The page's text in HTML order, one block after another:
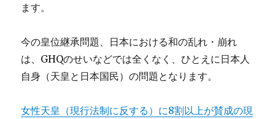
ます。
今の皇位継承問題、日本における和の乱れ・崩れ
は、GHQのせいなどでは全くなく、ひとえに日本人
自身（天皇と日本国民）の問題となります。
女性天皇（現行法制に反する）に8割以上が賛成の現